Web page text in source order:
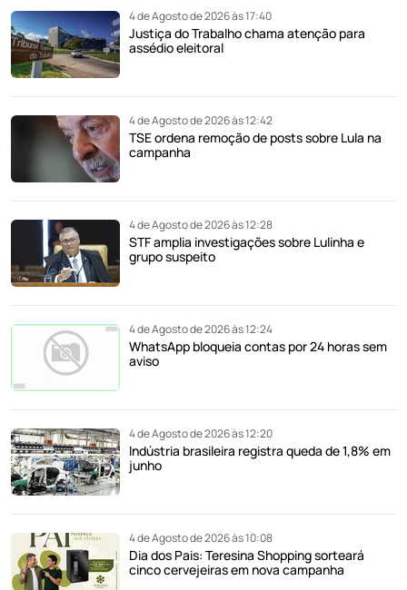
4 de Agosto de 2026 às 17:40
Justiça do Trabalho chama atenção para
assédio eleitoral
4 de Agosto de 2026 às 12:42
TSE ordena remoção de posts sobre Lula na
campanha
4 de Agosto de 2026 às 12:28
STF amplia investigações sobre Lulinha e
grupo suspeito
4 de Agosto de 2026 às 12:24
WhatsApp bloqueia contas por 24 horas sem
aviso
4 de Agosto de 2026 às 12:20
Indústria brasileira registra queda de 1,8% em
junho
4 de Agosto de 2026 às 10:08
Dia dos Pais: Teresina Shopping sorteará
cinco cervejeiras em nova campanha